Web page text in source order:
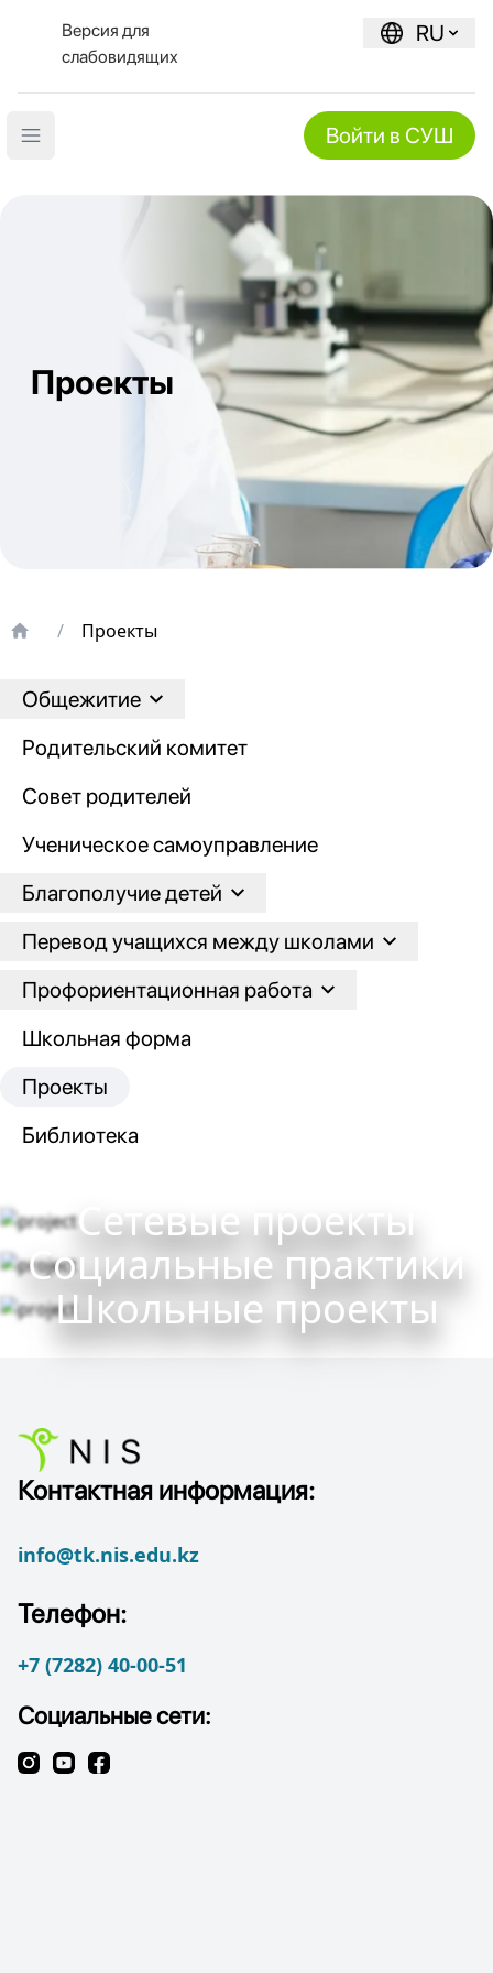
Версия для
слабовидящих
RU
Open main menu Войти в СУШ
Проекты
/ Проекты
Общежитие
Родительский комитет
Совет родителей
Ученическое самоуправление
Благополучие детей
Перевод учащихся между школами
Профориентационная работа
Школьная форма
Проекты
Библиотека
Сетевые проекты
Социальные практики
Школьные проекты
Контактная информация:
info@tk.nis.edu.kz
Телефон:
+7 (7282) 40-00-51
Социальные сети: